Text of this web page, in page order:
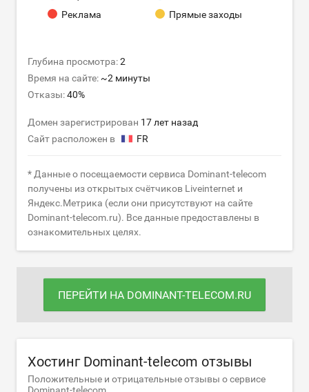
ПЕРЕЙТИ НА DOMINANT-TELECOM.RU
Хостинг Dominant-telecom отзывы
Положительные и отрицательные отзывы о сервисе
Реклама
Прямые заходы
Глубина просмотра:2
Время на сайте: ~2 минуты
Отказы:40%
Домен зарегистрирован 17 лет назад
Сайт расположен в
FR
* Данные о посещаемости сервиса Dominant-telecom
получены из открытых счётчиков Liveinternet и
Яндекс.Метрика (если они присутствуют на сайте
Dominant-telecom.ru). Все данные предоставлены в
ознакомительных целях.